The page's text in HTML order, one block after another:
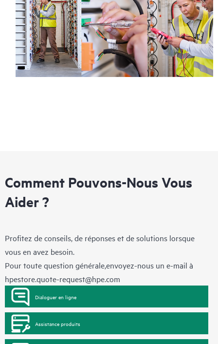
Comment Pouvons-Nous Vous
Aider ?
Profitez de conseils, de réponses et de solutions lorsque
vous en avez besoin.
Pour toute question générale,envoyez-nous un e-mail à
hpestore.quote-request@hpe.com
Dialoguer en ligne
Assistance produits